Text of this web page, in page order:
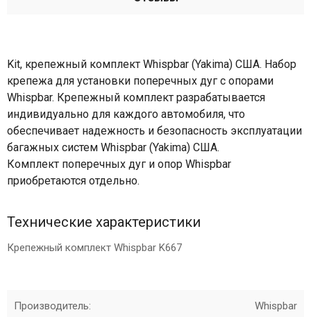
Kit, крепежный комплект Whispbar (Yakima) США. Набор
крепежа для установки поперечных дуг с опорами
Whispbar. Крепежный комплект разрабатывается
индивидуально для каждого автомобиля, что
обеспечивает надежность и безопасность эксплуатации
багажных систем Whispbar (Yakima) США.
Комплект поперечных дуг и опор Whispbar
приобретаются отдельно.
Технические характеристики
Крепежный комплект Whispbar K667
Производитель: Whispbar